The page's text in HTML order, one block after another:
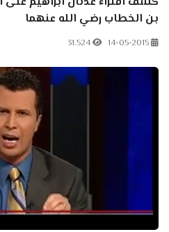
بن الخطاب رضي الله عنهما
14-05-2015
31.524